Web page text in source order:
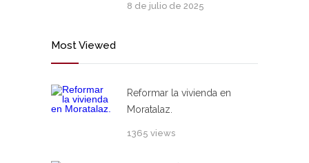
8 de julio de 2025
Most Viewed
Reformar la vivienda en
Moratalaz.
1365 views